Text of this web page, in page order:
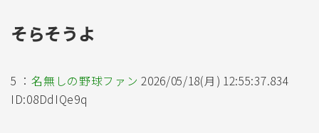
そらそうよ
5 ：名無しの野球ファン 2026/05/18(月) 12:55:37.834
ID:08DdIQe9q